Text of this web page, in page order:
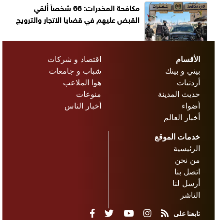
مكافحة المخدرات: 66 شخصاً أُلقي
القبض عليهم في قضايا الاتجار والترويج
الأقسام
بيني و بينك
أردنيات
حديث المدينة
أضواء
أخبار العالم
اقتصاد و شركات
شباب و جامعات
هوا الملاعب
منوعات
أخبار الناس
خدمات الموقع
الرئيسية
من نحن
اتصل بنا
أرسل لنا
الناشر
تابعنا على